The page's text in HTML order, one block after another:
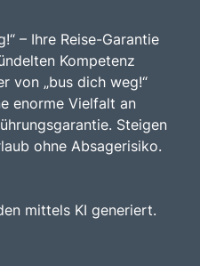
– Ihre Reise-Garantie
Kompetenz
von „bus dich weg!“
enorme Vielfalt an
Steigen
ohne Absagerisiko.
mittels KI generiert.